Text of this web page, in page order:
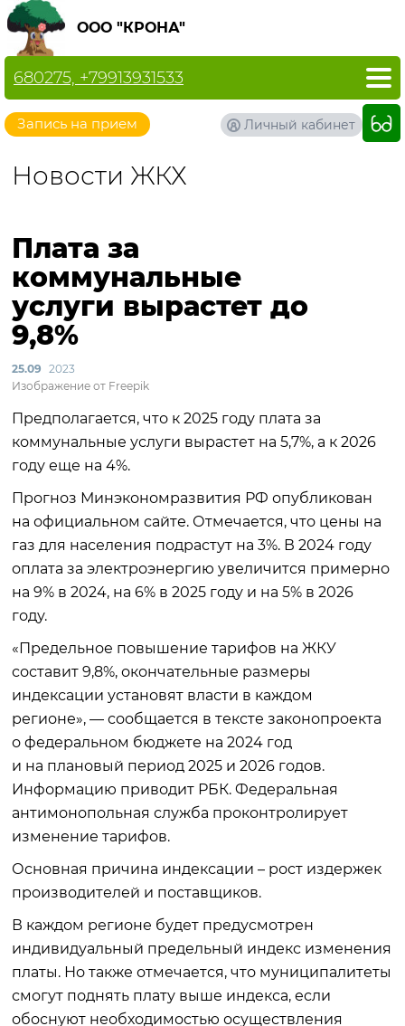
ООО "КРОНА"
Запись на прием
680275, +79913931533
Личный кабинет
Новости ЖКХ
Плата за
коммунальные
услуги вырастет до
9,8%
25.09 2023
Изображение от Freepik
Предполагается, что к 2025 году плата за
коммунальные услуги вырастет на 5,7%, а к 2026
году еще на 4%.
Прогноз Минэкономразвития РФ опубликован
на официальном сайте. Отмечается, что цены на
газ для населения подрастут на 3%. В 2024 году
оплата за электроэнергию увеличится примерно
на 9% в 2024, на 6% в 2025 году и на 5% в 2026
году.
«Предельное повышение тарифов на ЖКУ
составит 9,8%, окончательные размеры
индексации установят власти в каждом
регионе», — сообщается в тексте законопроекта
о федеральном бюджете на 2024 год
и на плановый период 2025 и 2026 годов.
Информацию приводит РБК. Федеральная
антимонопольная служба проконтролирует
изменение тарифов.
Основная причина индексации – рост издержек
производителей и поставщиков.
В каждом регионе будет предусмотрен
индивидуальный предельный индекс изменения
платы. Но также отмечается, что муниципалитеты
смогут поднять плату выше индекса, если
обоснуют необходимостью осуществления